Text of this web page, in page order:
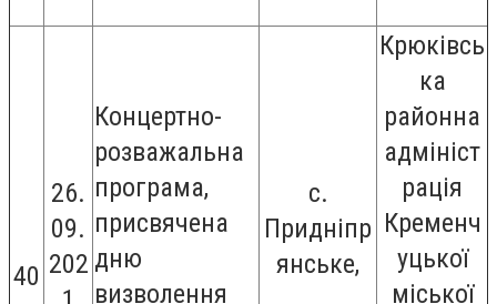
40
26.
09.
202
Концертно-
розважальна
програма,
присвячена
дню
визволення
с.
Придніпр
янське,
Крюківсь
ка
районна
адмініст
рація
Кременч
уцької
міської